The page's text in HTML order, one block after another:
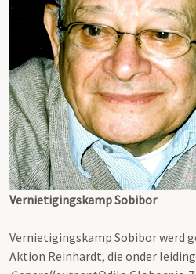
Vernietigingskamp Sobibor
Vernietigingskamp Sobibor werd
Aktion Reinhardt, die onder